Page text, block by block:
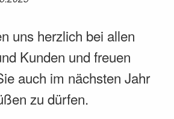
uns herzlich bei allen
Kunden und freuen
auch im nächsten Jahr
zu dürfen.